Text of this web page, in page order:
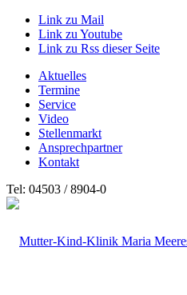
Link zu Mail
Link zu Youtube
Link zu Rss dieser Seite
Aktuelles
Termine
Service
Video
Stellenmarkt
Ansprechpartner
Kontakt
Tel: 04503 / 8904-0